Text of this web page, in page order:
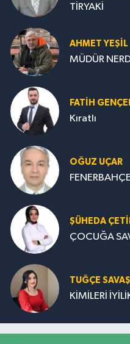
TİRYAKİ
AHMET YEŞİL
MÜDÜR
FATIH
Kıratlı
OĞUZ UÇAR
ŞÜHEDA
ÇOCUĞA
TUĞÇE SAVAŞ
KİMİLERİ